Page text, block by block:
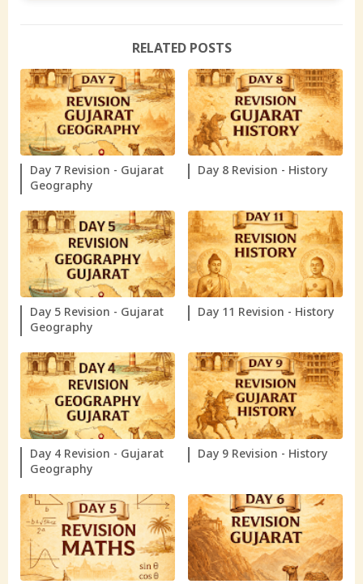
RELATED POSTS
Day 7 Revision - Gujarat
Geography
Day 8 Revision - History
Day 5 Revision - Gujarat
Geography
Day 11 Revision - History
Day 4 Revision - Gujarat
Geography
Day 9 Revision - History